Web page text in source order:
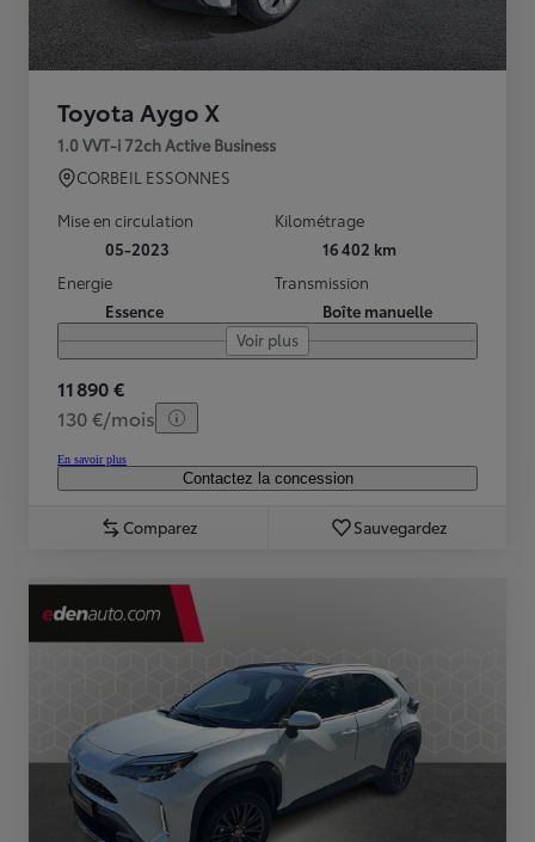
Toyota Aygo X
1.0 VVT-i 72ch Active Business
CORBEIL ESSONNES
Mise en circulation
05-2023
Kilométrage
16 402 km
Energie
Essence
Transmission
Boîte manuelle
Voir plus
11 890 €
130 €/mois
En savoir plus
Contactez la concession
Comparez Sauvegardez